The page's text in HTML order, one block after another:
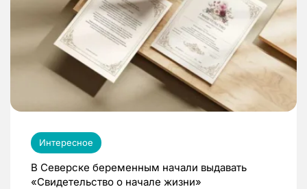
Интересное
В Северске беременным начали выдавать
«Свидетельство о начале жизни»